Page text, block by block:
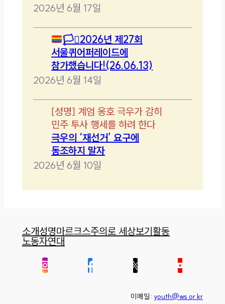
2026년 6월 17일
🏳️‍⚧️2026년 제27회
서울퀴어퍼레이드에
참가했습니다!(26.06.13)
2026년 6월 14일
[성명] 계엄 옹호 극우가 감히
민주 투사 행세를 하려 한다
극우의 ‘재선거’ 요구에
동조하지 말자
2026년 6월 10일
소개성명마르크스주의로 세상보기활동
노동자연대
이메일: youth@ws.or.kr